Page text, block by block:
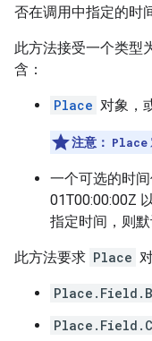
否在调用中指定的时
此方法接受一个类型
含：
Place 对象，
注意： Place
一个可选的时
01T00:00:00Z
指定时间，则默
此方法要求 Place